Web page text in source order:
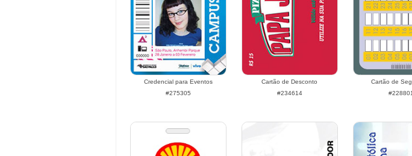
Credencial para Eventos
#275305
Cartão de Desconto
#234614
Cartão de
#228801